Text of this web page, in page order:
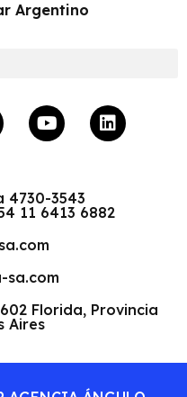
Argentino
4730-3543
11 6413 6882
sa.com
Florida, Provincia
Aires